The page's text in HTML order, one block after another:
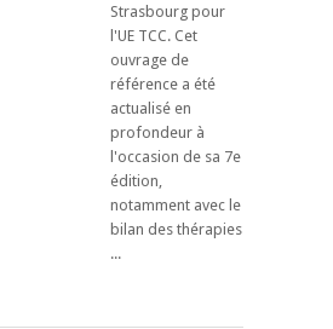
Strasbourg pour
l'UE TCC. ​Cet
ouvrage de
référence a été
actualisé en
profondeur à
l'occasion de sa 7e
édition,
notamment avec le
bilan des thérapies
...